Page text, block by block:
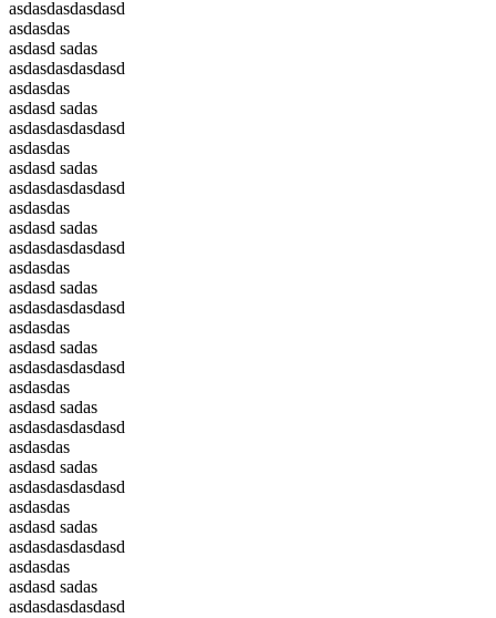
asdasdasdasdasd
asdasdas
asdasd sadas
asdasdasdasdasd
asdasdas
asdasd sadas
asdasdasdasdasd
asdasdas
asdasd sadas
asdasdasdasdasd
asdasdas
asdasd sadas
asdasdasdasdasd
asdasdas
asdasd sadas
asdasdasdasdasd
asdasdas
asdasd sadas
asdasdasdasdasd
asdasdas
asdasd sadas
asdasdasdasdasd
asdasdas
asdasd sadas
asdasdasdasdasd
asdasdas
asdasd sadas
asdasdasdasdasd
asdasdas
asdasd sadas
asdasdasdasdasd